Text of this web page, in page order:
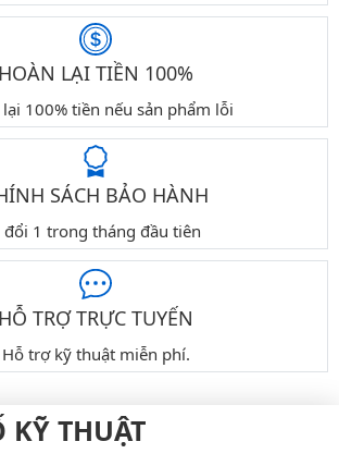
HOÀN LẠI TIỀN 100%
lại 100% tiền nếu sản phẩm lỗi
SÁCH BẢO HÀNH
đổi 1 trong tháng đầu tiên
HỖ TRỢ TRỰC TUYẾN
Hỗ trợ kỹ thuật miễn phí.
KỸ THUẬT